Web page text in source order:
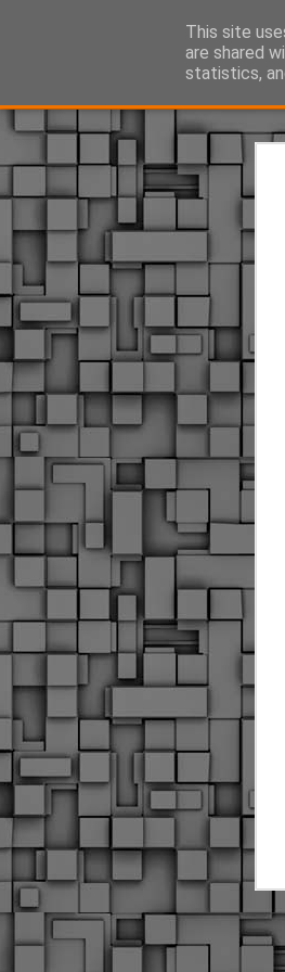
This site
are shared
statistics,
ΔΗΜΟΤΙΚΗ
JUN